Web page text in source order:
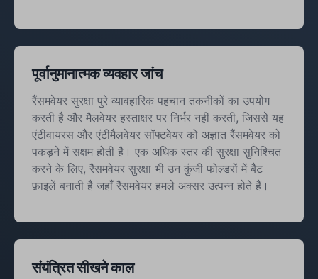
पूर्वानुमानात्मक व्यवहार जांच
रैंसमवेयर सुरक्षा पुरे व्यावहारिक पहचान तकनीकों का उपयोग
करती है और मैलवेयर हस्ताक्षर पर निर्भर नहीं करती, जिससे यह
एंटीवायरस और एंटीमैलवेयर सॉफ्टवेयर को अज्ञात रैंसमवेयर को
पकड़ने में सक्षम होती है। एक अधिक स्तर की सुरक्षा सुनिश्चित
करने के लिए, रैंसमवेयर सुरक्षा भी उन कुंजी फोल्डरों में बैट
फ़ाइलें बनाती है जहाँ रैंसमवेयर हमले अक्सर उत्पन्न होते हैं।
संयंत्रित सीखने काल